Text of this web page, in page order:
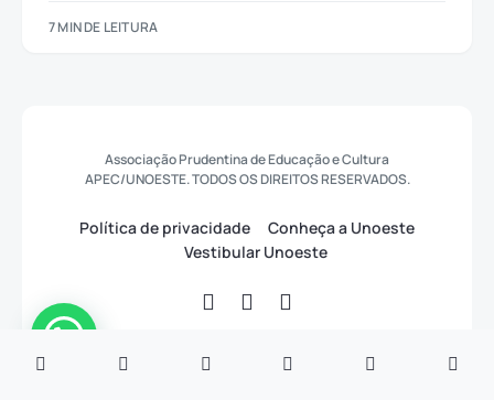
7 MIN DE LEITURA
Associação Prudentina de Educação e Cultura
APEC/UNOESTE. TODOS OS DIREITOS RESERVADOS.
Política de privacidade
Conheça a Unoeste
Vestibular Unoeste